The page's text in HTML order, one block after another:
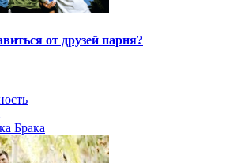
от друзей парня?
Брака